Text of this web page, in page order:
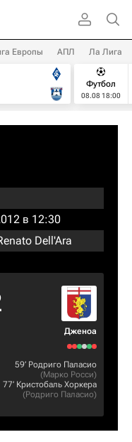
Европы АПЛ Ла Лига
Футбол
08.08 18:00
в 12:30
Dell'Ara
Дженоа
59‎’‎ Родриго Паласио
(Марко Росси)
77‎’‎ Кристобаль Хоркера
(Родриго Паласио)